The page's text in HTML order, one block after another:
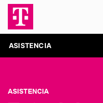
ASISTENCIA
ASISTENCIA